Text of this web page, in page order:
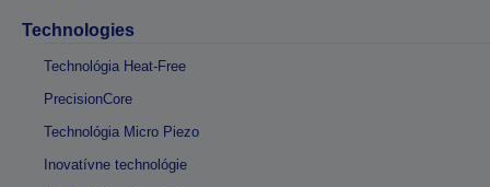
Technologies
Technológia Heat-Free
PrecisionCore
Technológia Micro Piezo
Inovatívne technológie